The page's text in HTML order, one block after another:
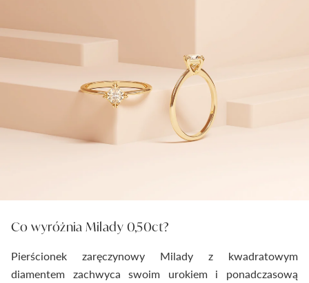
Co wyróżnia Milady 0,50ct?
Pierścionek zaręczynowy Milady z kwadratowym
diamentem zachwyca swoim urokiem i ponadczasową